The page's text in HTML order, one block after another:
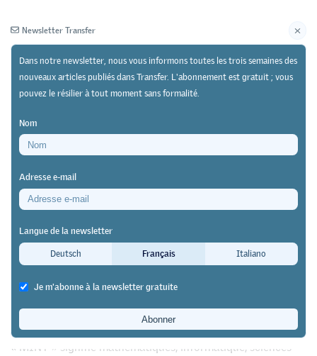
Newsletter Archives
02/01/25
Étude de l'ETH Zurich
Promouvoir l’activité
professionnelle MINT : Qu’est-ce
que cela signifie ?
« MINT » signifie mathématiques, informatique, sciences
Newsletter Transfer
Dans notre newsletter, nous vous informons toutes les trois semaines des
nouveaux articles publiés dans Transfer. L'abonnement est gratuit ; vous
pouvez le résilier à tout moment sans formalité.
Nom
Adresse e-mail
Langue de la newsletter
Deutsch
Français Italiano
Je m'abonne à la newsletter gratuite